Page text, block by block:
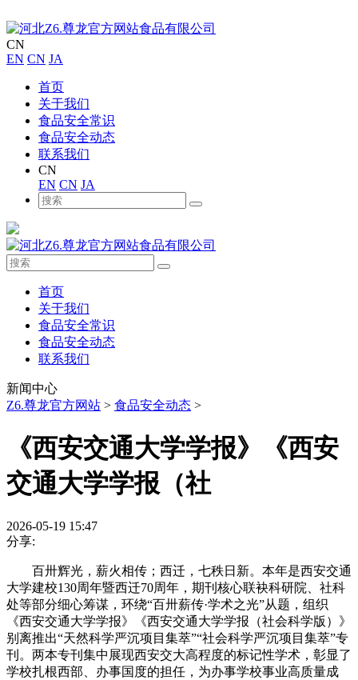
CN
EN CN JA
首页
关于我们
食品安全常识
食品安全动态
联系我们
CN
EN CN JA
首页
关于我们
食品安全常识
食品安全动态
联系我们
新闻中心
Z6.尊龙官方网站 > 食品安全动态 >
《西安交通大学学报》《西安
交通大学学报（社
2026-05-19 15:47
分享:
百卅辉光，薪火相传；西迁，七秩日新。本年是西安交通
大学建校130周年暨西迁70周年，期刊核心联袂科研院、社科
处等部分细心筹谋，环绕“百卅薪传·学术之光”从题，组织
《西安交通大学学报》《西安交通大学学报（社会科学版）》
别离推出“天然科学严沉项目集萃”“社会科学严沉项目集萃”专
刊。两本专刊集中展现西安交大高程度的标记性学术，彰显了
学校扎根西部、办事国度的担任，为办事学校事业高质量成